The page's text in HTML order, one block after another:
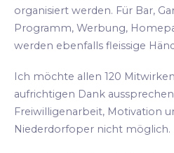
organisiert werden. Für Bar,
Programm, Werbung,
werden ebenfalls fleissige
Ich möchte allen 120
aufrichtigen Dank
Freiwilligenarbeit, Motivation
Niederdorfoper nicht möglich.